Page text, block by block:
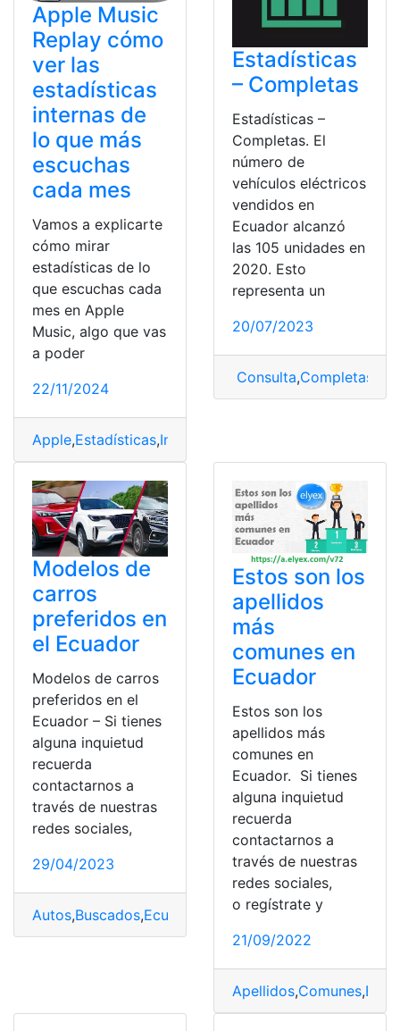
Apple Music
Replay cómo
ver las
estadísticas
internas de
lo que más
escuchas
cada mes
Vamos a explicarte
cómo mirar
estadísticas de lo
que escuchas cada
mes en Apple
Music, algo que vas
a poder
22/11/2024
Apple,Estadísticas,Internas
Estadísticas
– Completas
Estadísticas –
Completas. El
número de
vehículos eléctricos
vendidos en
Ecuador alcanzó
las 105 unidades en
2020. Esto
representa un
20/07/2023
Consulta,Completas
Modelos de
carros
preferidos en
el Ecuador
Modelos de carros
preferidos en el
Ecuador – Si tienes
alguna inquietud
recuerda
contactarnos a
través de nuestras
redes sociales,
29/04/2023
Autos,Buscados,Ecuador Estadísticas, Marcas
Estos son los
apellidos
más
comunes en
Ecuador
Estos son los
apellidos más
comunes en
Ecuador. Si tienes
alguna inquietud
recuerda
contactarnos a
través de nuestras
redes sociales,
o regístrate y
21/09/2022
Apellidos,Comunes,